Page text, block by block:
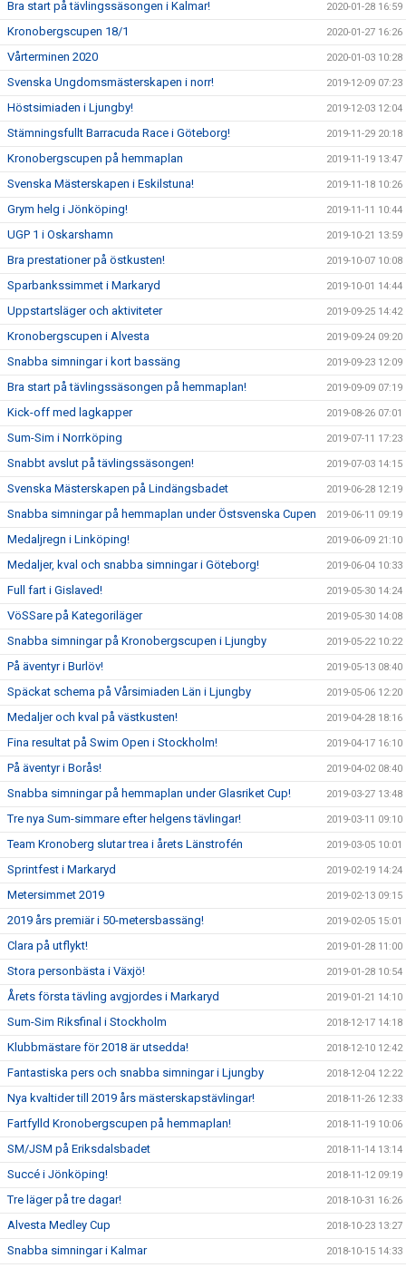
Bra start på tävlingssäsongen i Kalmar! 2020-01-28 16:59
Kronobergscupen 18/1 2020-01-27 16:26
Vårterminen 2020 2020-01-03 10:28
Svenska Ungdomsmästerskapen i norr! 2019-12-09 07:23
Höstsimiaden i Ljungby! 2019-12-03 12:04
Stämningsfullt Barracuda Race i Göteborg! 2019-11-29 20:18
Kronobergscupen på hemmaplan 2019-11-19 13:47
Svenska Mästerskapen i Eskilstuna! 2019-11-18 10:26
Grym helg i Jönköping! 2019-11-11 10:44
UGP 1 i Oskarshamn 2019-10-21 13:59
Bra prestationer på östkusten! 2019-10-07 10:08
Sparbankssimmet i Markaryd 2019-10-01 14:44
Uppstartsläger och aktiviteter 2019-09-25 14:42
Kronobergscupen i Alvesta 2019-09-24 09:20
Snabba simningar i kort bassäng 2019-09-23 12:09
Bra start på tävlingssäsongen på hemmaplan! 2019-09-09 07:19
Kick-off med lagkapper 2019-08-26 07:01
Sum-Sim i Norrköping 2019-07-11 17:23
Snabbt avslut på tävlingssäsongen! 2019-07-03 14:15
Svenska Mästerskapen på Lindängsbadet 2019-06-28 12:19
Snabba simningar på hemmaplan under Östsvenska Cupen 2019-06-11 09:19
Medaljregn i Linköping! 2019-06-09 21:10
Medaljer, kval och snabba simningar i Göteborg! 2019-06-04 10:33
Full fart i Gislaved! 2019-05-30 14:24
VöSSare på Kategoriläger 2019-05-30 14:08
Snabba simningar på Kronobergscupen i Ljungby 2019-05-22 10:22
På äventyr i Burlöv! 2019-05-13 08:40
Späckat schema på Vårsimiaden Län i Ljungby 2019-05-06 12:20
Medaljer och kval på västkusten! 2019-04-28 18:16
Fina resultat på Swim Open i Stockholm! 2019-04-17 16:10
På äventyr i Borås! 2019-04-02 08:40
Snabba simningar på hemmaplan under Glasriket Cup! 2019-03-27 13:48
Tre nya Sum-simmare efter helgens tävlingar! 2019-03-11 09:10
Team Kronoberg slutar trea i årets Länstrofén 2019-03-05 10:01
Sprintfest i Markaryd 2019-02-19 14:24
Metersimmet 2019 2019-02-13 09:15
2019 års premiär i 50-metersbassäng! 2019-02-05 15:01
Clara på utflykt! 2019-01-28 11:00
Stora personbästa i Växjö! 2019-01-28 10:54
Årets första tävling avgjordes i Markaryd 2019-01-21 14:10
Sum-Sim Riksfinal i Stockholm 2018-12-17 14:18
Klubbmästare för 2018 är utsedda! 2018-12-10 12:42
Fantastiska pers och snabba simningar i Ljungby 2018-12-04 12:22
Nya kvaltider till 2019 års mästerskapstävlingar! 2018-11-26 12:33
Fartfylld Kronobergscupen på hemmaplan! 2018-11-19 10:06
SM/JSM på Eriksdalsbadet 2018-11-14 13:14
Succé i Jönköping! 2018-11-12 09:19
Tre läger på tre dagar! 2018-10-31 16:26
Alvesta Medley Cup 2018-10-23 13:27
Snabba simningar i Kalmar 2018-10-15 14:33